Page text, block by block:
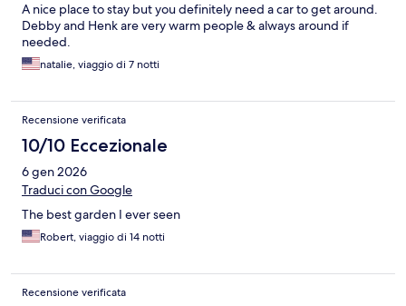
A nice place to stay but you definitely need a car to get around.
Debby and Henk are very warm people & always around if
needed.
natalie, viaggio di 7 notti
Recensione verificata
10/10 Eccezionale
6 gen 2026
Traduci con Google
The best garden I ever seen
Robert, viaggio di 14 notti
Recensione verificata